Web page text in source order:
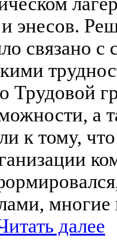
энесов.
связано с
Трудовой
а
к тому,
многие
далее